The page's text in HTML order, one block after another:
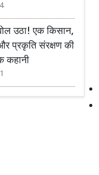
उठा! एक किसान,
प्रकृति संरक्षण की
कहानी